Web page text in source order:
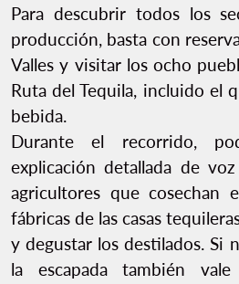
Para descubrir todos los
producción, basta con
Valles y visitar los ocho
Ruta del Tequila, incluido el
bebida.
Durante el recorrido,
explicación detallada de
agricultores que cosechan
fábricas de las casas
y degustar los destilados. Si
la escapada también